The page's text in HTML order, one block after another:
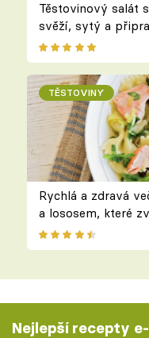
Těstovinový salát
svěží, sytý a
TĚSTOVINY
Rychlá a zdravá
a lososem, které
Nejlepší recepty